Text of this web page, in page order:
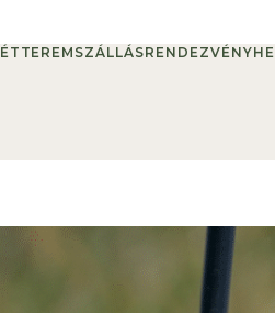
ÉTTEREM SZÁLLÁS